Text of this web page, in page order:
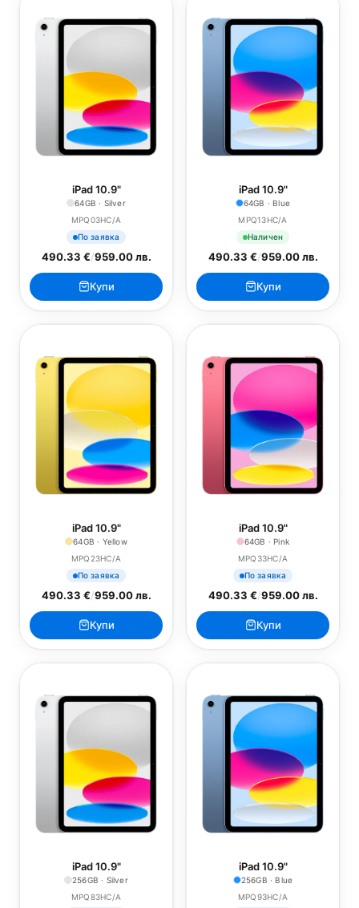
iPad 10.9"
64GB · Silver
MPQ03HC/A
По заявка
490.33 €/959.00 лв.
Купи
iPad 10.9"
64GB · Blue
MPQ13HC/A
Наличен
490.33 €/959.00 лв.
Купи
iPad 10.9"
64GB · Yellow
MPQ23HC/A
По заявка
490.33 €/959.00 лв.
Купи
iPad 10.9"
64GB · Pink
MPQ33HC/A
По заявка
490.33 €/959.00 лв.
Купи
iPad 10.9"
256GB · Silver
MPQ83HC/A
iPad 10.9"
256GB · Blue
MPQ93HC/A